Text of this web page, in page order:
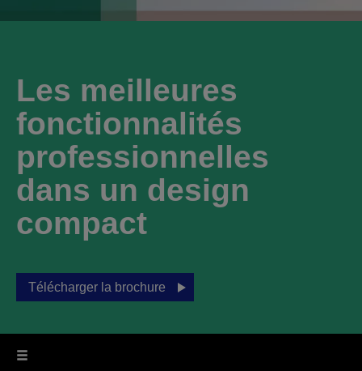
Les meilleures
fonctionnalités
professionnelles
dans un design
compact
Télécharger la brochure